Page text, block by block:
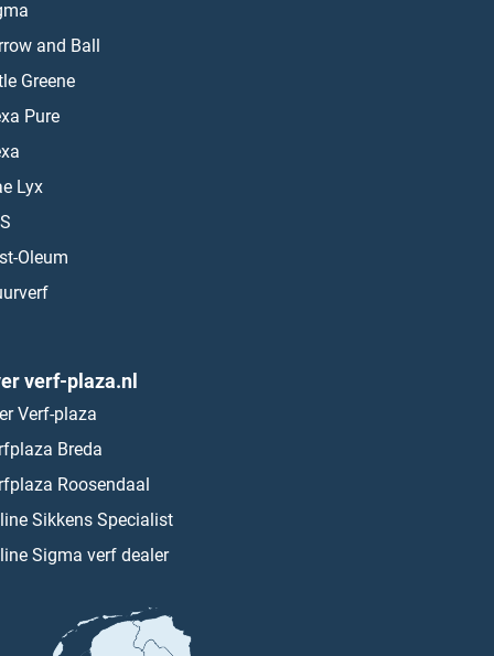
and Ball
Greene
Pure
Lyx
Oleum
verf-plaza.nl
Verf-plaza
Breda
Roosendaal
Sikkens Specialist
Sigma verf dealer